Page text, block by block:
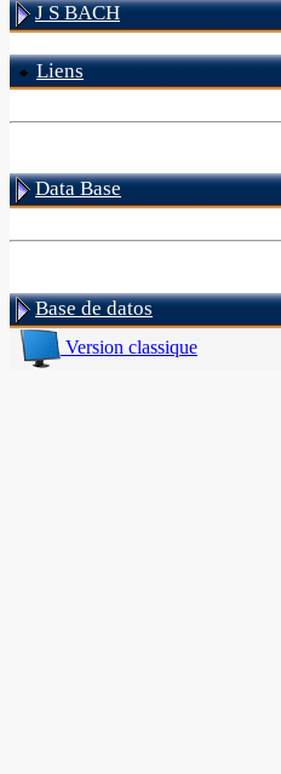
J S BACH
Liens
Data Base
Base de datos
Version classique